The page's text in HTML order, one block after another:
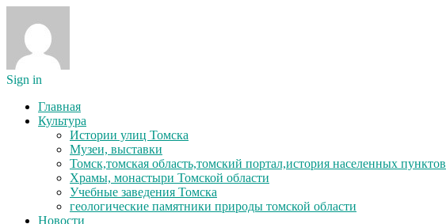
Sign in
Главная
Культура
Истории улиц Томска
Музеи, выставки
Томск,томская область,томский портал,история населенных пунктов
Храмы, монастыри Томской области
Учебные заведения Томска
геологические памятники природы томской области
Новости